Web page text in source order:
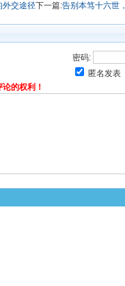
外交途径下一篇:告别本笃十六世
密码:
匿名发表
的权利！